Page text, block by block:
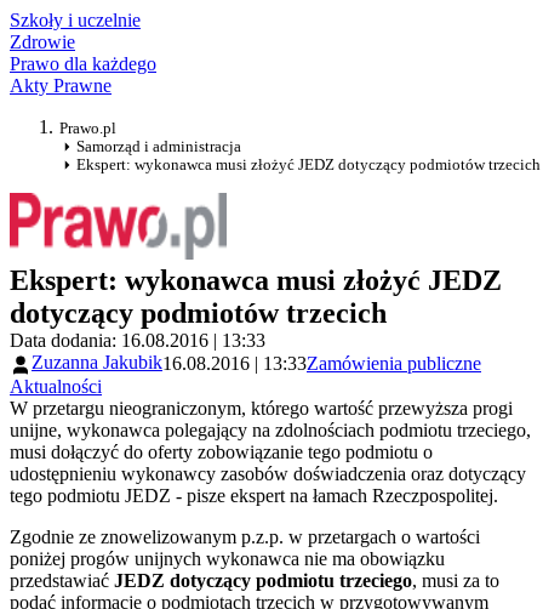
Szkoły i uczelnie
Zdrowie
Prawo dla każdego
Akty Prawne
Prawo.pl
Samorząd i administracja
Ekspert: wykonawca musi złożyć JEDZ dotyczący podmiotów trzecich
Ekspert: wykonawca musi złożyć JEDZ
dotyczący podmiotów trzecich
Data dodania: 16.08.2016 | 13:33
Zuzanna Jakubik16.08.2016 | 13:33Zamówienia publiczne
Aktualności
W przetargu nieograniczonym, którego wartość przewyższa progi
unijne, wykonawca polegający na zdolnościach podmiotu trzeciego,
musi dołączyć do oferty zobowiązanie tego podmiotu o
udostępnieniu wykonawcy zasobów doświadczenia oraz dotyczący
tego podmiotu JEDZ - pisze ekspert na łamach Rzeczpospolitej.
Zgodnie ze znowelizowanym p.z.p. w przetargach o wartości
poniżej progów unijnych wykonawca nie ma obowiązku
przedstawiać JEDZ dotyczący podmiotu trzeciego, musi za to
podać informacje o podmiotach trzecich w przygotowywanym